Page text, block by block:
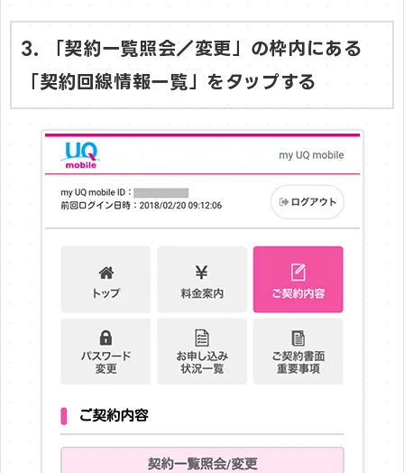
3. 「契約一覧照会／変更」の枠内にある
「契約回線情報一覧」をタップする